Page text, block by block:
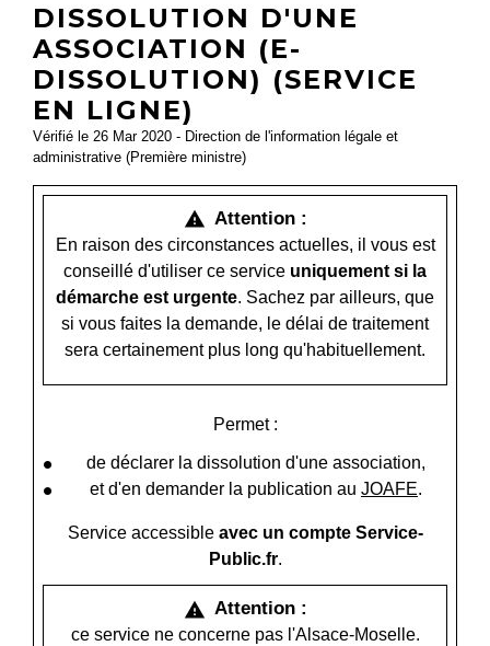
DISSOLUTION D'UNE
ASSOCIATION (E-
DISSOLUTION) (SERVICE
EN LIGNE)
Vérifié le 26 Mar 2020 - Direction de l'information légale et
administrative (Première ministre)
warning Attention :
En raison des circonstances actuelles, il vous est
conseillé d'utiliser ce service uniquement si la
démarche est urgente. Sachez par ailleurs, que
si vous faites la demande, le délai de traitement
sera certainement plus long qu'habituellement.
Permet :
de déclarer la dissolution d'une association,
et d'en demander la publication au JOAFE.
Service accessible avec un compte Service-
Public.fr.
warning Attention :
ce service ne concerne pas l'Alsace-Moselle.